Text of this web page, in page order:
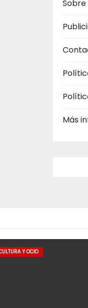
Sobre
Más
Y OCIO